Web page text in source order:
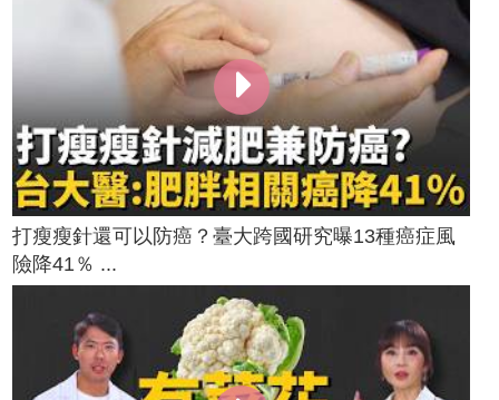
打瘦瘦針還可以防癌？臺大跨國研究曝13種癌症風
險降41％ ...